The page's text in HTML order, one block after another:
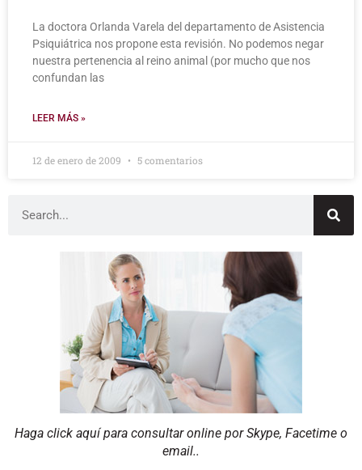
La doctora Orlanda Varela del departamento de Asistencia
Psiquiátrica nos propone esta revisión. No podemos negar
nuestra pertenencia al reino animal (por mucho que nos
confundan las
LEER MÁS »
12 de enero de 2009 5 comentarios
Haga click aquí para consultar online por Skype, Facetime o
email..